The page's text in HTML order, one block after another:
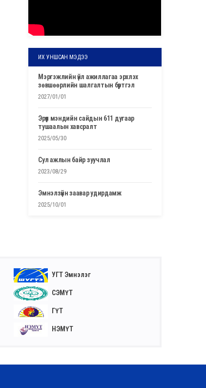
ИХ УНШСАН МЭДЭЭ
мэргэжлийн үйл ажиллагаа эрхлэх
зөвшөөрлийн шалгалтын бүртгэл
2027/01/01
эрүүл мэндийн сайдын 611 дугаар
тушаалын хавсралт
2025/05/30
сул ажлын байр зуучлал
2023/08/29
эмнэлзүйн заавар удирдамж
2025/10/01
УГТ Эмнэлэг
СЭМҮТ
ГҮТ
НЭМҮТ